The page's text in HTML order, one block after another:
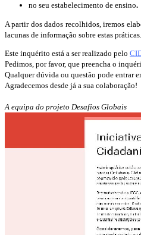
no seu estabelecimento de ensino.
A partir dos dados recolhidos, iremos
lacunas de informação sobre estas
Este inquérito está a ser realizado pelo
Pedimos, por favor, que preencha o
Qualquer dúvida ou questão pode entrar
Agradecemos desde já a sua colaboração!
A equipa do projeto Desafios Globais